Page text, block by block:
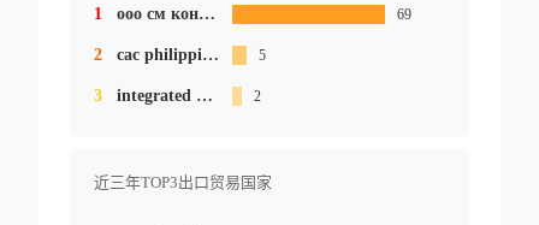
1 ооо см контакт восточная европа 69
2 cac philippines inc. 5
3 integrated microelectronics inc. 2
近三年TOP3出口贸易国家